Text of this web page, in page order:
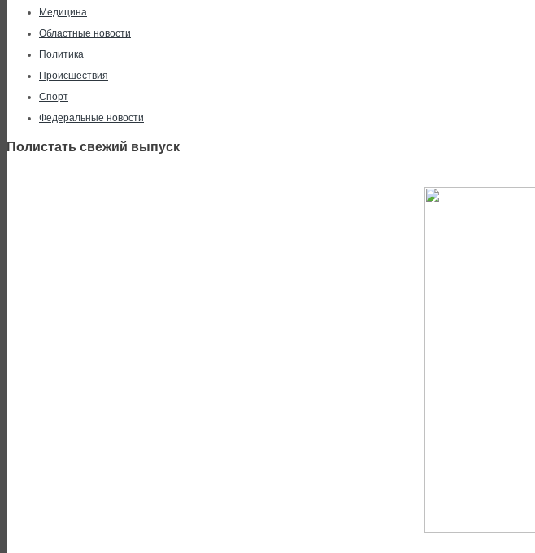
Медицина
Областные новости
Политика
Происшествия
Спорт
Федеральные новости
Полистать свежий выпуск